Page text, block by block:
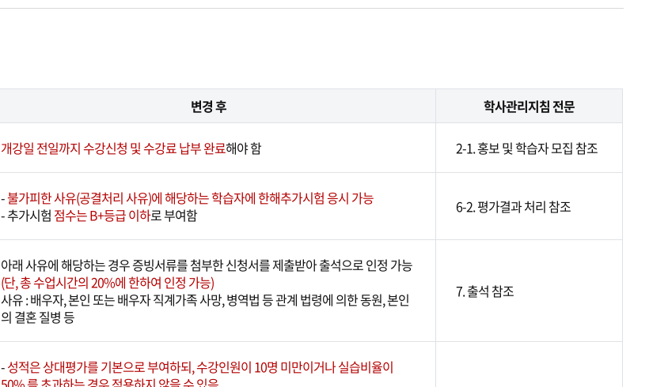
변경 후 학사관리지침 전문
개강일 전일까지 수강신청 및 수강료 납부 완료해야 함 2-1. 홍보 및 학습자 모집 참조
-불가피한 사유(공결처리 사유)에 해당하는 학습자에 한해추가시험 응시 가능
- 추가시험 점수는 B+등급 이하로 부여함 6-2. 평가결과 처리 참조
아래 사유에 해당하는 경우 증빙서류를 첨부한 신청서를 제출받아 출석으로 인정 가능
(단, 총 수업시간의 20%에 한하여 인정 가능)
사유 : 배우자, 본인 또는 배우자 직계가족 사망, 병역법 등 관계 법령에 의한 동원, 본인
의 결혼 질병 등
7. 출석 참조
-성적은 상대평가를 기본으로 부여하되, 수강인원이 10명 미만이거나 실습비율이